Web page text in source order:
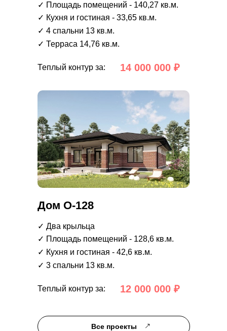
Теплый контур за:
✓ 3 спальни 13 кв.м.
✓ Кухня и гостиная - 42,6 кв.м.
✓ Площадь помещений - 128,6 кв.м.
✓ Два крыльца
12 000 000 ₽
Дом О-128
Теплый контур за:
✓ Терраса 14,76 кв.м.
✓ 4 спальни 13 кв.м.
✓ Кухня и гостиная - 33,65 кв.м.
✓ Площадь помещений - 140,27 кв.м.
14 000 000 ₽
Все проекты